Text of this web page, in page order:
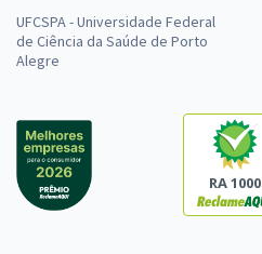
UFCSPA - Universidade Federal
de Ciência da Saúde de Porto
Alegre
RA 1000